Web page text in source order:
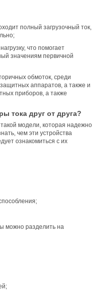
полный загрузочный ток,
что помогает
значениям первичной
обмоток, среди
аппаратов, а также и
приборов, а также
тока друг от друга?
модели, которая надежно
чем эти устройства
ознакомиться с их
можно разделить на